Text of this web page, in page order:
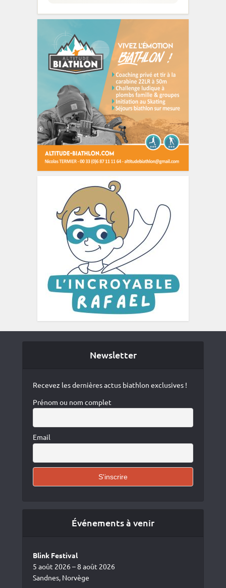
Newsletter
Recevez les dernières actus biathlon exclusives !
Prénom ou nom complet
Email
Événements à venir
Blink Festival
5 août 2026 – 8 août 2026
Sandnes, Norvège